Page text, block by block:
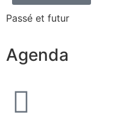
Passé et futur
Agenda